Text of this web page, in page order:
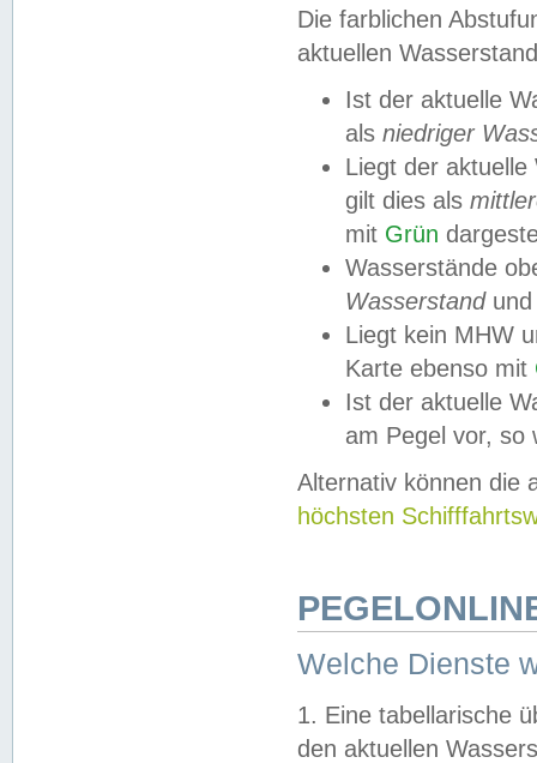
Die farblichen
aktuellen
Ist der aktuelle
als niedriger
Liegt der
gilt dies als
mit Grün
Wasserstände
Wasserstandund
Liegt kein MHW
Karte ebenso mit
Ist der aktuelle
am Pegel vor,
Alternativ können die
höchsten
Welche Dienste
1. Eine tabellarische
den aktuellen